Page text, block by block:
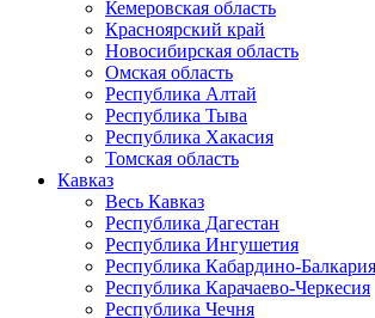
Кемеровская область
Красноярский край
Новосибирская область
Омская область
Республика Алтай
Республика Тыва
Республика Хакасия
Томская область
Кавказ
Весь Кавказ
Республика Дагестан
Республика Ингушетия
Республика Кабардино-Балкария
Республика Карачаево-Черкесия
Республика Чечня